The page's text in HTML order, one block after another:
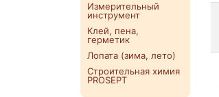
Измерительный
инструмент
Клей, пена,
герметик
Лопата (зима, лето)
Строительная химия
PROSEPT